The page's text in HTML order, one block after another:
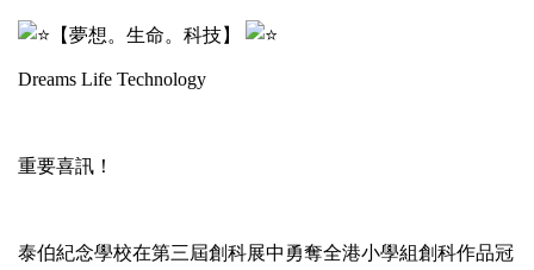
【夢想。生命。科技】
Dreams Life Technology
重要喜訊！
泰伯紀念學校在第三屆創科展中勇奪全港小學組創科作品冠